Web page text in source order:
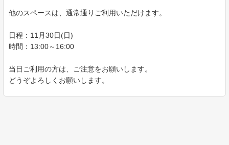
他のスペースは、通常通りご利用いただけます。
日程：11月30日(日)
時間：13:00～16:00
当日ご利用の方は、ご注意をお願いします。
どうぞよろしくお願いします。